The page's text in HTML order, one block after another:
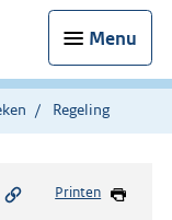
Menu
Regeling
Printen